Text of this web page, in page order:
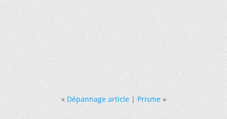
« Dépannage article|Prisme »